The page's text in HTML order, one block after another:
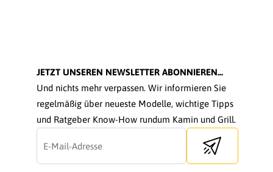
JETZT UNSEREN NEWSLETTER ABONNIEREN...
Und nichts mehr verpassen. Wir informieren Sie
regelmäßig über neueste Modelle, wichtige Tipps
und Ratgeber Know-How rundum Kamin und Grill.
Send newsletter